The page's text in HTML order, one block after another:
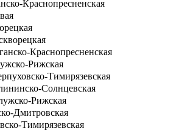
Краснопресненская
Краснопресненская
Рижская
Тимирязевская
Солнцевская
Рижская
Дмитровская
Тимирязевская